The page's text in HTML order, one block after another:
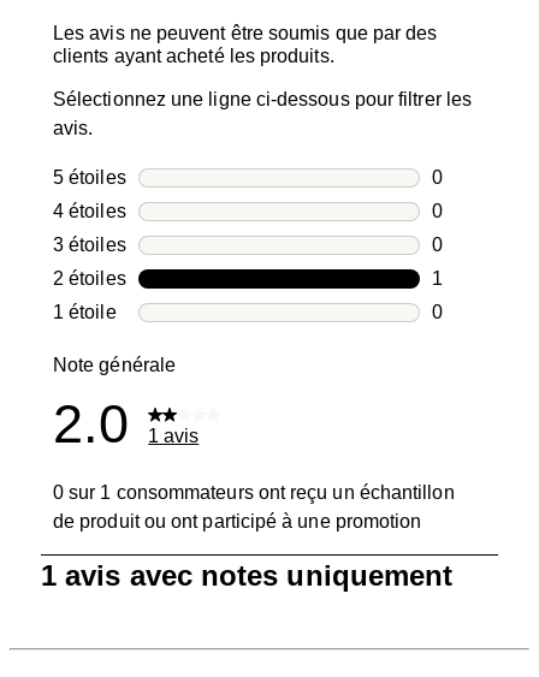
Les avis ne peuvent être soumis que par des
clients ayant acheté les produits.
Sélectionnez une ligne ci-dessous pour filtrer les
avis.
5 étoilesétoiles
0
0 avis avec
4 étoilesétoiles
0
0 avis avec
3 étoilesétoiles
0
0 avis avec
2 étoilesétoiles
1
1 avis avec
1 étoileétoiles
0
Note générale
2.0 1 avis
0 sur 1 consommateurs ont reçu un échantillon
de produit ou ont participé à une promotion
sur
1 avis avec notes uniquement